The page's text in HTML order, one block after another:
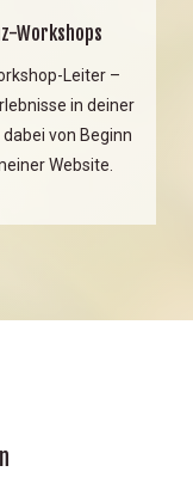
Workshops
Leiter –
in deiner
von Beginn
Website.